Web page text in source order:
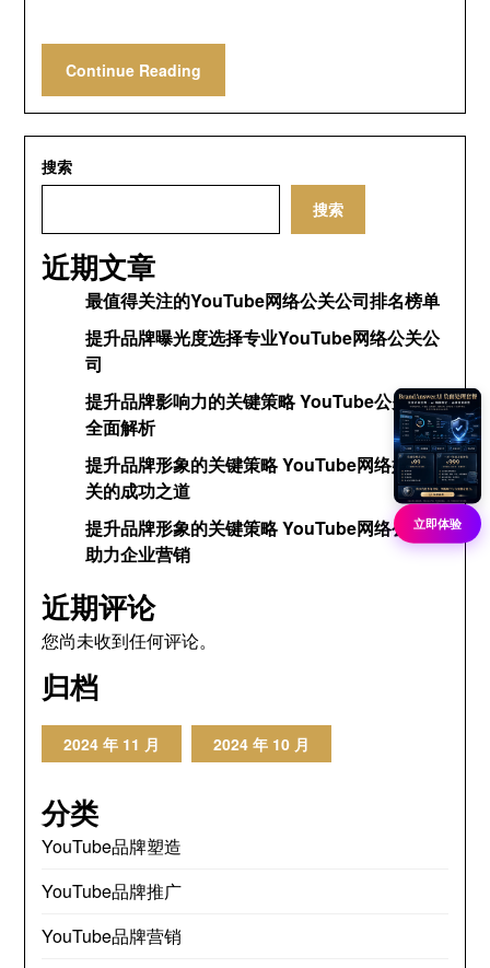
Continue Reading
搜索
搜索
近期文章
最值得关注的YouTube网络公关公司排名榜单
提升品牌曝光度选择专业YouTube网络公关公
司
提升品牌影响力的关键策略 YouTube公关网络
全面解析
提升品牌形象的关键策略 YouTube网络媒体公
关的成功之道
提升品牌形象的关键策略 YouTube网络公关网
助力企业营销
近期评论
您尚未收到任何评论。
归档
2024 年 11 月 2024 年 10 月
分类
YouTube品牌塑造
YouTube品牌推广
YouTube品牌营销
立即体验